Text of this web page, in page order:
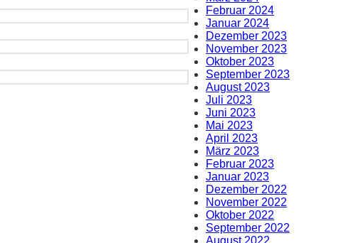
Februar 2024
Januar 2024
Dezember 2023
November 2023
Oktober 2023
September 2023
August 2023
Juli 2023
Juni 2023
Mai 2023
April 2023
März 2023
Februar 2023
Januar 2023
Dezember 2022
November 2022
Oktober 2022
September 2022
August 2022